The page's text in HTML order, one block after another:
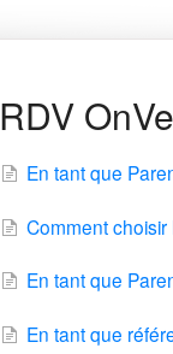
RDV
En tant que
Comment
En tant que
En tant que